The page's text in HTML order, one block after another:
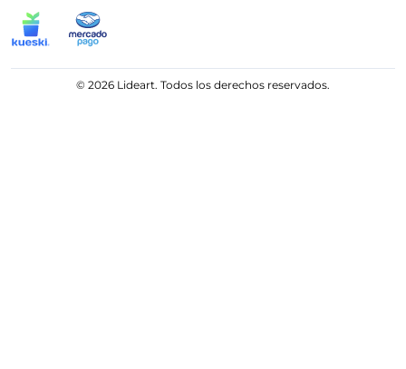
© 2026 Lideart. Todos los derechos reservados.